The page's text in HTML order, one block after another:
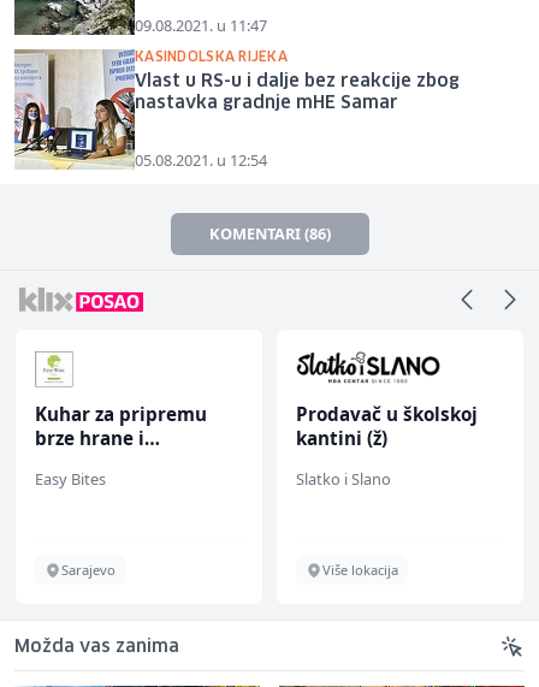
09.08.2021. u 11:47
KASINDOLSKA RIJEKA
Vlast u RS-u i dalje bez reakcije zbog
nastavka gradnje mHE Samar
05.08.2021. u 12:54
KOMENTARI (86)
Kuhar za pripremu
brze hrane i
ž)
Easy Bites
Sarajevo
Prodavač u školskoj
kantini (ž)
Slatko i Slano
Više lokacija
Možda vas zanima